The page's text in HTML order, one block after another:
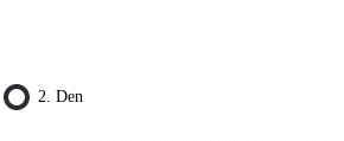
2. Den